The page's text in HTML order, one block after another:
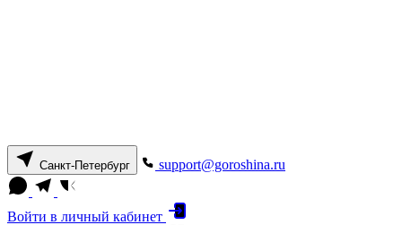
Санкт-Петербург support@goroshina.ru
Войти в личный кабинет